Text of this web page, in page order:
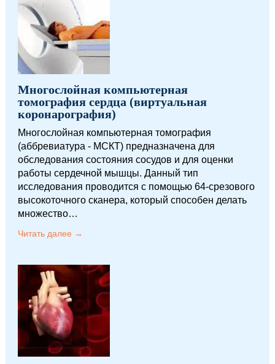
Многослойная компьютерная
томография сердца (виртуальная
коронарография)
Многослойная компьютерная томография
(аббревиатура - МСКТ) предназначена для
обследования состояния сосудов и для оценки
работы сердечной мышцы. Данный тип
исследования проводится с помощью 64-срезового
высокоточного сканера, который способен делать
множество…
Читать далее →